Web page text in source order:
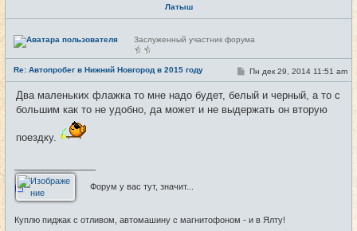
Латыш
Н
е
е
т
и
Заслуженный участник форума
Re: Автопробег в Нижний Новгород в 2015 году #29
С
о
б
щ
е
Пн дек 29, 2014 11:51 am
Два маленьких флажка то мне надо будет, белый и черный, а то с
большим как то не удобно, да может и не выдержать он вторую
поездку.
Форум у вас тут, значит...
Куплю пиджак с отливом, автомашину с магнитофоном - и в Ялту!